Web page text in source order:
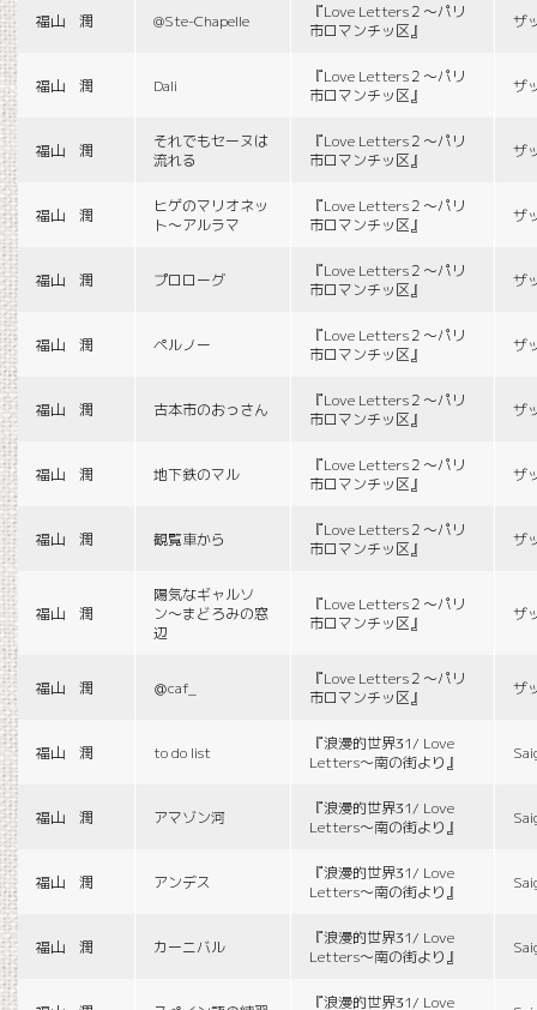
福山 潤 @Ste-Chapelle
『Love Letters２〜パリ
市ロマンチッ区』
ザ
福山 潤 Dali
『Love Letters２〜パリ
市ロマンチッ区』
ザ
福山 潤
それでもセーヌは
流れる
『Love Letters２〜パリ
市ロマンチッ区』
ザ
福山 潤
ヒゲのマリオネッ
ト〜アルラマ
『Love Letters２〜パリ
市ロマンチッ区』
ザ
福山 潤 プロローグ
『Love Letters２〜パリ
市ロマンチッ区』
ザ
福山 潤 ペルノー
『Love Letters２〜パリ
市ロマンチッ区』
ザ
福山 潤 古本市のおっさん
『Love Letters２〜パリ
市ロマンチッ区』
ザ
福山 潤 地下鉄のマル
『Love Letters２〜パリ
市ロマンチッ区』
ザ
福山 潤 観覧車から
『Love Letters２〜パリ
市ロマンチッ区』
ザ
福山 潤
陽気なギャルソ
ン〜まどろみの窓
辺
『Love Letters２〜パリ
市ロマンチッ区』
ザ
福山 潤 ＠caf_
『Love Letters２〜パリ
市ロマンチッ区』
ザ
福山 潤 to do list
『浪漫的世界31/ Love
Letters〜南の街より』
福山 潤 アマゾン河
『浪漫的世界31/ Love
Letters〜南の街より』
福山 潤 アンデス
『浪漫的世界31/ Love
Letters〜南の街より』
福山 潤 カーニバル
『浪漫的世界31/ Love
Letters〜南の街より』
『浪漫的世界31/ Love